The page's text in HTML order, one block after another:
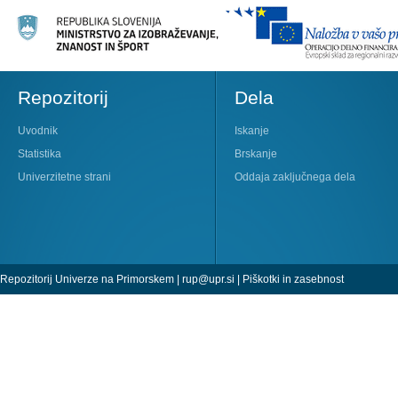
Repozitorij
Uvodnik
Statistika
Univerzitetne strani
Dela
Iskanje
Brskanje
Oddaja zaključnega dela
Repozitorij Univerze na Primorskem | rup@upr.si Piškotki in zasebnost